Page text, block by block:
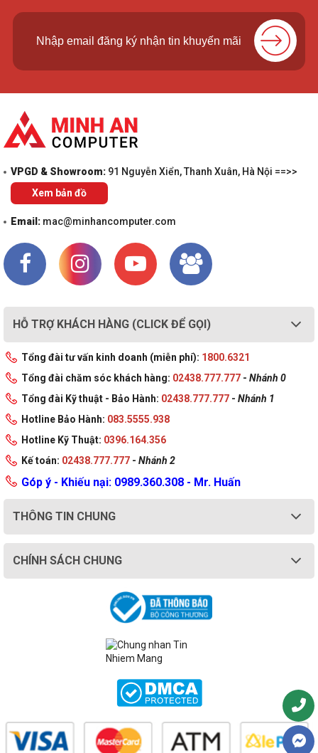
VPGD & Showroom: 91 Nguyễn Xiển, Thanh Xuân, Hà Nội ==>>
Xem bản đồ
Email: mac@minhancomputer.com
HỖ TRỢ KHÁCH HÀNG (CLICK ĐỂ GỌI)
Tổng đài tư vấn kinh doanh (miễn phí): 1800.6321
Tổng đài chăm sóc khách hàng: 02438.777.777 - Nhánh 0
Tổng đài Kỹ thuật - Bảo Hành: 02438.777.777 - Nhánh 1
Hotline Bảo Hành: 083.5555.938
Hotline Kỹ Thuật: 0396.164.356
Kế toán: 02438.777.777 - Nhánh 2
Góp ý - Khiếu nại: 0989.360.308 - Mr. Huấn
THÔNG TIN CHUNG
CHÍNH SÁCH CHUNG